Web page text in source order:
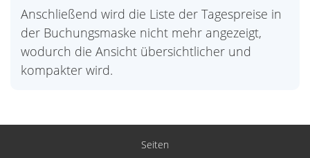
Anschließend wird die Liste der Tagespreise in
der Buchungsmaske nicht mehr angezeigt,
wodurch die Ansicht übersichtlicher und
kompakter wird.
Seiten